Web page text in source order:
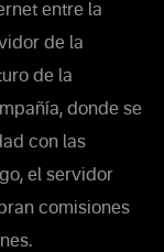
entre la
de la
de la
donde se
con las
el servidor
comisiones